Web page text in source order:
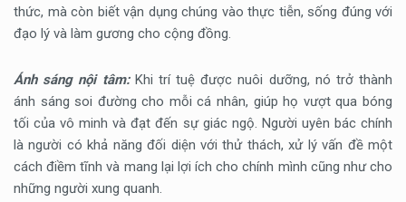
thức, mà còn biết vận dụng chúng vào thực tiễn, sống đúng với
đạo lý và làm gương cho cộng đồng.
Ánh sáng nội tâm:Khi trí tuệ được nuôi dưỡng, nó trở thành
ánh sáng soi đường cho mỗi cá nhân, giúp họ vượt qua bóng
tối của vô minh và đạt đến sự giác ngộ. Người uyên bác chính
là người có khả năng đối diện với thử thách, xử lý vấn đề một
cách điềm tĩnh và mang lại lợi ích cho chính mình cũng như cho
những người xung quanh.